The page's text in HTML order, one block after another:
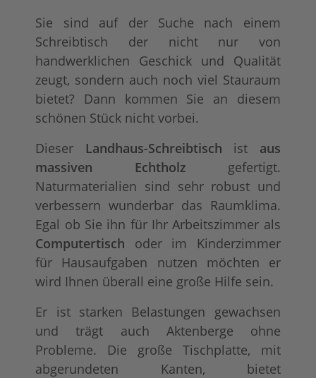
Sie sind auf der Suche nach einem
Schreibtisch der nicht nur von
handwerklichen Geschick und Qualität
zeugt, sondern auch noch viel Stauraum
bietet? Dann kommen Sie an diesem
schönen Stück nicht vorbei.
Dieser Landhaus-Schreibtisch ist aus
massiven Echtholz gefertigt.
Naturmaterialien sind sehr robust und
verbessern wunderbar das Raumklima.
Egal ob Sie ihn für Ihr Arbeitszimmer als
Computertisch oder im Kinderzimmer
für Hausaufgaben nutzen möchten er
wird Ihnen überall eine große Hilfe sein.
Er ist starken Belastungen gewachsen
und trägt auch Aktenberge ohne
Probleme. Die große Tischplatte, mit
abgerundeten Kanten, bietet